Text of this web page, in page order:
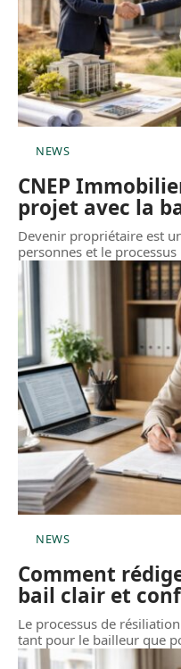
NEWS
CNEP
projet avec la
Devenir propriétaire est
personnes et le
NEWS
Comment
bail clair et
Le processus de
tant pour le bailleur que